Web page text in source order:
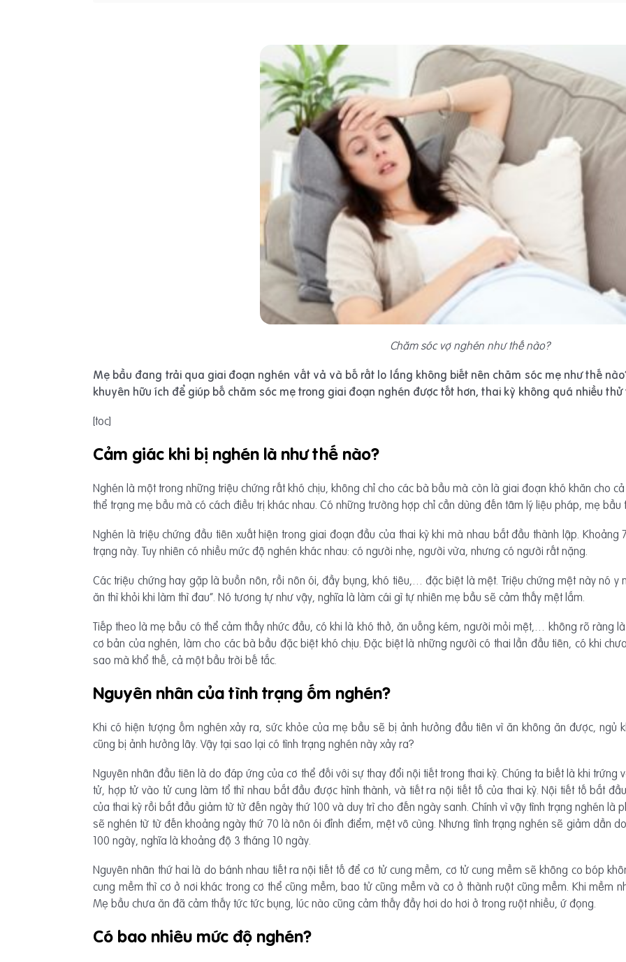
Chăm sóc vợ nghén như thế nào?
Mẹ bầu đang trải qua giai đoạn nghén vất vả và bố rất lo lắng không biết nên chăm sóc mẹ như thế
khuyên hữu ích để giúp bố chăm sóc mẹ trong giai đoạn nghén được tốt hơn, thai kỳ không quá nhiều
[toc]
Cảm giác khi bị nghén là như thế nào?
Nghén là một trong những triệu chứng rất khó chịu, không chỉ cho các bà bầu mà còn là giai đoạn khó khăn cho
thể trạng mẹ bầu mà có cách điều trị khác nhau. Có những trường hợp chỉ cần dùng đến tâm lý liệu pháp, mẹ bầu
Nghén là triệu chứng đầu tiên xuất hiện trong giai đoạn đầu của thai kỳ khi mà nhau bắt đầu thành lập.
trạng này. Tuy nhiên có nhiều mức độ nghén khác nhau: có người nhẹ, người vừa, nhưng có người rất nặng.
Các triệu chứng hay gặp là buồn nôn, rồi nôn ói, đầy bụng, khó tiêu,… đặc biệt là mệt. Triệu chứng mệt này nó y
ăn thì khỏi khi làm thì đau”. Nó tương tự như vậy, nghĩa là làm cái gì tự nhiên mẹ bầu sẽ cảm thấy mệt lắm.
Tiếp theo là mẹ bầu có thể cảm thấy nhức đầu, có khi là khó thở, ăn uống kém, người mỏi mệt,… không rõ ràng
cơ bản của nghén, làm cho các bà bầu đặc biệt khó chịu. Đặc biệt là những người có thai lần đầu tiên, có khi
sao mà khổ thế, cả một bầu trời bế tắc.
Nguyên nhân của tình trạng ốm nghén?
Khi có hiện tượng ốm nghén xảy ra, sức khỏe của mẹ bầu sẽ bị ảnh hưởng đầu tiên vì ăn không ăn được, ngủ
cũng bị ảnh hưởng lây. Vậy tại sao lại có tình trạng nghén này xảy ra?
Nguyên nhân đầu tiên là do đáp ứng của cơ thể đối với sự thay đổi nội tiết trong thai kỳ. Chúng ta biết là khi trứng
tử, hợp tử vào tử cung làm tổ thì nhau bắt đầu được hình thành, và tiết ra nội tiết tố của thai kỳ. Nội tiết tố bắt
của thai kỳ rồi bắt đầu giảm từ từ đến ngày thứ 100 và duy trì cho đến ngày sanh. Chính vì vậy tình trạng nghén là
sẽ nghén từ từ đến khoảng ngày thứ 70 là nôn ói đỉnh điểm, mệt vô cùng. Nhưng tình trạng nghén sẽ giảm dần
100 ngày, nghĩa là khoảng độ 3 tháng 10 ngày.
Nguyên nhân thứ hai là do bánh nhau tiết ra nội tiết tố để cơ tử cung mềm, cơ tử cung mềm sẽ không co bóp
cung mềm thì cơ ở nơi khác trong cơ thể cũng mềm, bao tử cũng mềm và cơ ở thành ruột cũng mềm. Khi mềm
Mẹ bầu chưa ăn đã cảm thấy tức tức bụng, lúc nào cũng cảm thấy đầy hơi do hơi ở trong ruột nhiều, ứ đọng.
Có bao nhiêu mức độ nghén?